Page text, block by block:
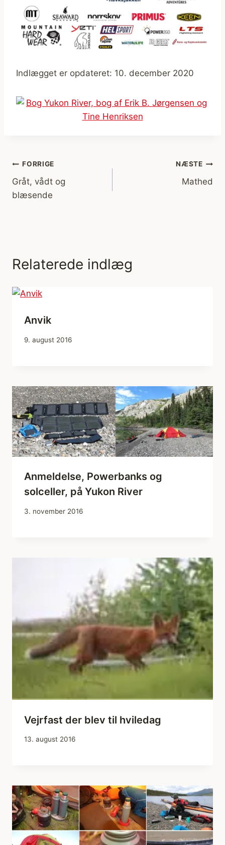
Indlægget er opdateret: 10. december 2020
Indlægsnavigation
FORRIGE
Gråt, vådt og
blæsende
NÆSTE
Mathed
Relaterede indlæg
Anvik
9. august 2016
Anmeldelse, Powerbanks og
solceller, på Yukon River
3. november 2016
Vejrfast der blev til hviledag
13. august 2016